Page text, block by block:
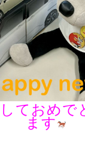
ておめで
ます